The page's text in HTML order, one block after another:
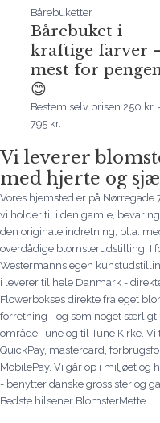
Bårebuketter
Bårebuket i
kraftige farver
mest for
😊
Bestem selv prisen 250 kr.
795 kr.
Vi leverer
med hjerte og
Vores hjemsted er på Nørregade
vi holder til i den gamle,
den originale indretning, bl.a.
overdådige blomsterudstilling. I
Westermanns egen
i leverer til hele Danmark -
Flowerbokses direkte fra eget
forretning - og som noget særligt
område Tune og til Tune Kirke.
QuickPay, mastercard,
MobilePay. Vi går op i miljøet
- benytter danske grossister og
Bedste hilsener BlomsterMette